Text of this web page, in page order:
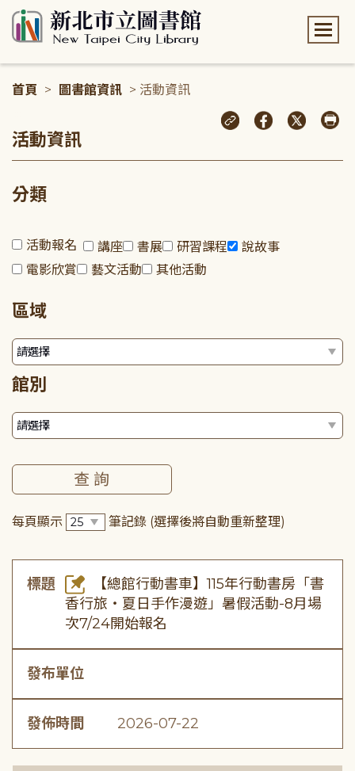
首頁 > 圖書館資訊 > 活動資訊
活動資訊
分類
活動報名 講座 書展 研習課程
說故事
電影欣賞
藝文活動 其他活動
區域
館別
每頁顯示 筆記錄 (選擇後將自動重新整理)
標題
【總館行動書車】115年行動書房「書
香行旅・夏日手作漫遊」暑假活動-8月場
次7/24開始報名
發布單位
發佈時間 2026-07-22